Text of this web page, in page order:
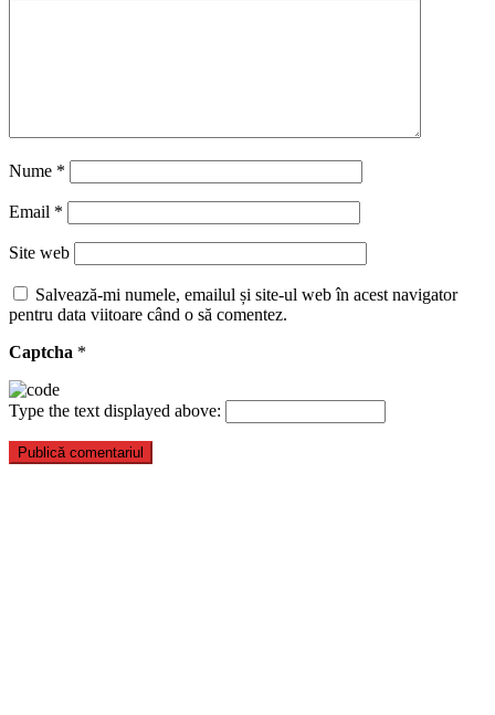
Nume *
Email *
Site web
Salvează-mi numele, emailul și site-ul web în acest navigator
pentru data viitoare când o să comentez.
Captcha *
Type the text displayed above: